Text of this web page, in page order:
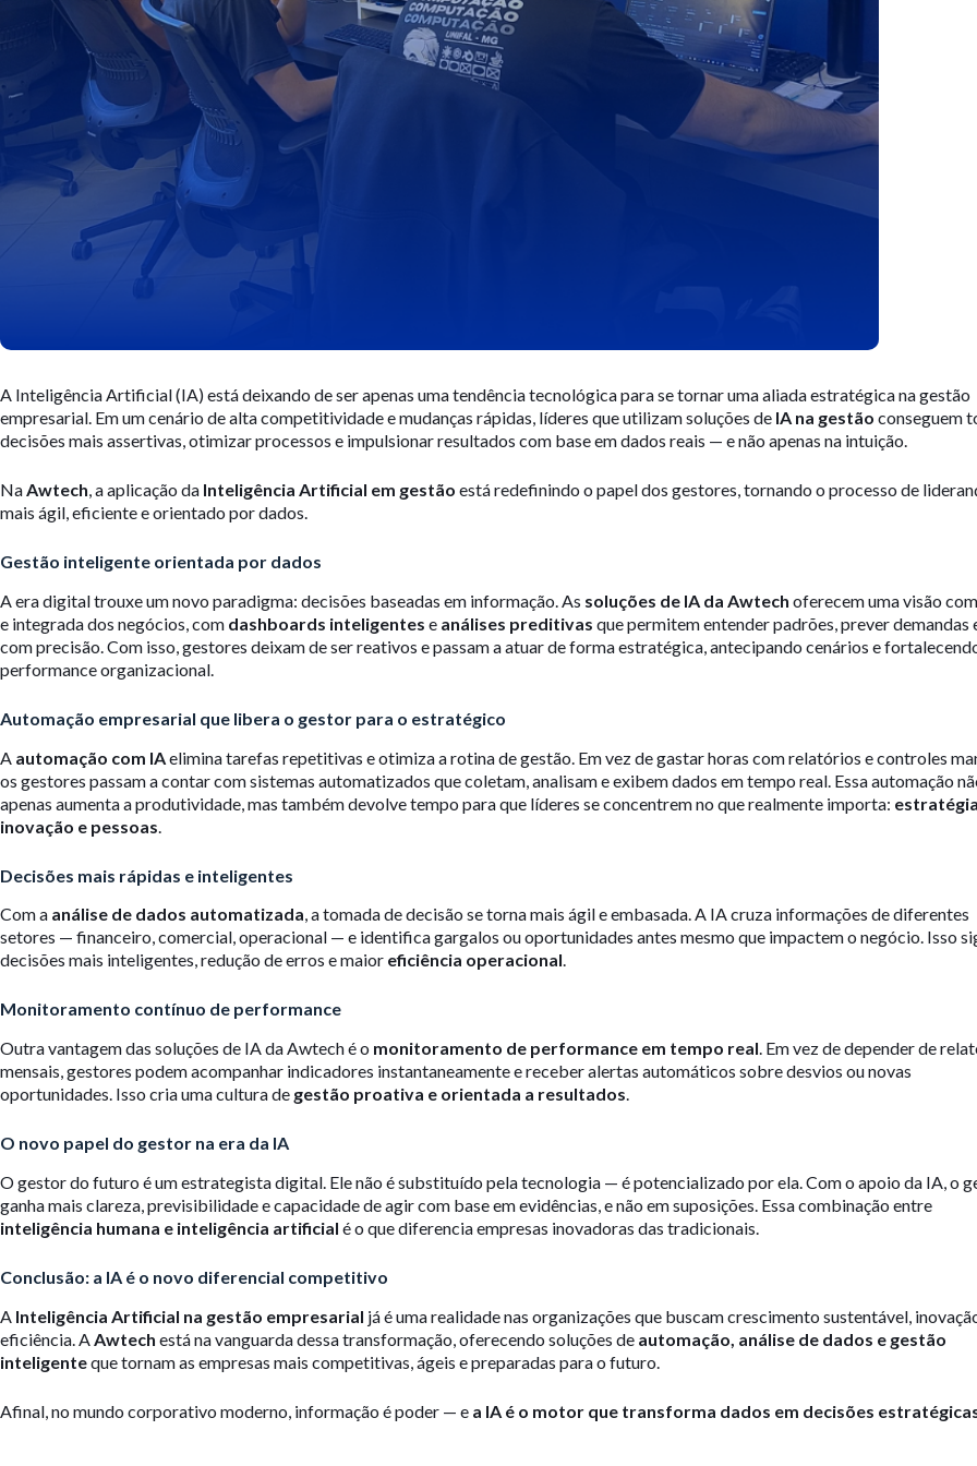
A Inteligência Artificial (IA) está deixando de ser apenas uma tendência tecnológica para se tornar uma aliada estratégica na gestão
empresarial. Em um cenário de alta competitividade e mudanças rápidas, líderes que utilizam soluções de IA na gestão conseguem
decisões mais assertivas, otimizar processos e impulsionar resultados com base em dados reais — e não apenas na intuição.
NaAwtech, a aplicação da Inteligência Artificial em gestão está redefinindo o papel dos gestores, tornando o processo de
mais ágil, eficiente e orientado por dados.
Gestão inteligente orientada por dados
A era digital trouxe um novo paradigma: decisões baseadas em informação. As soluções de IA da Awtech oferecem uma visão
e integrada dos negócios, com dashboards inteligentes e análises preditivas que permitem entender padrões, prever demandas
com precisão. Com isso, gestores deixam de ser reativos e passam a atuar de forma estratégica, antecipando cenários e
performance organizacional.
Automação empresarial que libera o gestor para o estratégico
A automação com IAelimina tarefas repetitivas e otimiza a rotina de gestão. Em vez de gastar horas com relatórios e controles
os gestores passam a contar com sistemas automatizados que coletam, analisam e exibem dados em tempo real. Essa automação
apenas aumenta a produtividade, mas também devolve tempo para que líderes se concentrem no que realmente importa:
inovação e pessoas
Decisões mais rápidas e inteligentes
Com a análise de dados automatizada, a tomada de decisão se torna mais ágil e embasada. A IA cruza informações de diferentes
setores — financeiro, comercial, operacional — e identifica gargalos ou oportunidades antes mesmo que impactem o negócio. Isso
decisões mais inteligentes, redução de erros e maior eficiência operacional.
Monitoramento contínuo de performance
Outra vantagem das soluções de IA da Awtech é o monitoramento de performance em tempo real. Em vez de depender de
mensais, gestores podem acompanhar indicadores instantaneamente e receber alertas automáticos sobre desvios ou novas
oportunidades. Isso cria uma cultura de gestão proativa e orientada a resultados.
O novo papel do gestor na era da IA
O gestor do futuro é um estrategista digital. Ele não é substituído pela tecnologia — é potencializado por ela. Com o apoio da IA, o
ganha mais clareza, previsibilidade e capacidade de agir com base em evidências, e não em suposições. Essa combinação entre
inteligência humana e inteligência artificial é o que diferencia empresas inovadoras das tradicionais.
Conclusão: a IA é o novo diferencial competitivo
A Inteligência Artificial na gestão empresarial já é uma realidade nas organizações que buscam crescimento sustentável,
eficiência. A Awtech está na vanguarda dessa transformação, oferecendo soluções de automação, análise de dados e gestão
inteligenteque tornam as empresas mais competitivas, ágeis e preparadas para o futuro.
Afinal, no mundo corporativo moderno, informação é poder — e a IA é o motor que transforma dados em decisões